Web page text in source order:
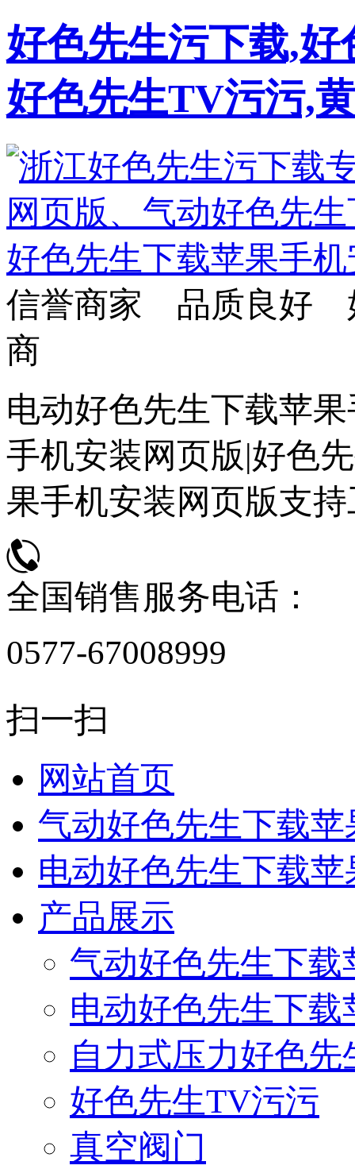
好色先生污下载,
好色先生TV污污,
信誉商家 品质良好
商
电动好色先生下载苹
手机安装网页版|好色
果手机安装网页版支
全国销售服务电话：
0577-67008999
扫一扫
网站首页
气动好色先生下载
电动好色先生下载
产品展示
气动好色先生下
电动好色先生下
自力式压力好色
好色先生TV污污
真空阀门